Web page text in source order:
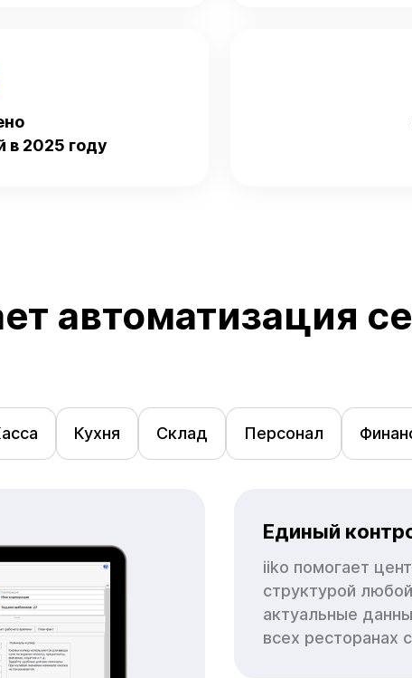
в 2025 году
автоматизация
Кухня Склад Персонал
Единый
iiko помогает
структурой
актуальные
всех ресторанах